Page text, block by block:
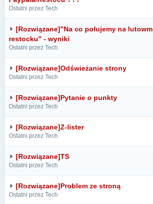
Ostatni przez Tech
[Rozwiązane]"Na co polujemy na lutowm
restocku" - wyniki
Ostatni przez Tech
[Rozwiązane]Odświeżanie strony
Ostatni przez Tech
[Rozwiązane]Pytanie o punkty
Ostatni przez Tech
[Rozwiązane]Z-lister
Ostatni przez Tech
[Rozwiązane]TS
Ostatni przez Tech
[Rozwiązane]Problem ze stroną
Ostatni przez Tech